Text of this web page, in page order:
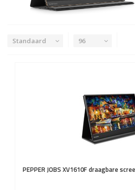
Standaard 96
PEPPER JOBS XV1610F draagbare